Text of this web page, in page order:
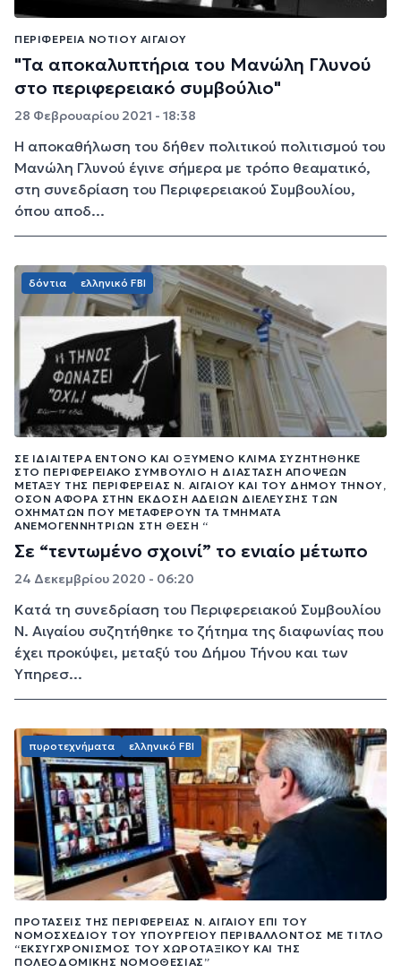
ΠΕΡΙΦΈΡΕΙΑ ΝΟΤΊΟΥ ΑΙΓΑΊΟΥ
"Τα αποκαλυπτήρια του Μανώλη Γλυνού
στο περιφερειακό συμβούλιο"
28 Φεβρουαρίου 2021 - 18:38
Η αποκαθήλωση του δήθεν πολιτικού πολιτισμού του
Μανώλη Γλυνού έγινε σήμερα με τρόπο θεαματικό,
στη συνεδρίαση του Περιφερειακού Συμβουλίου,
όπου αποδ...
δόντια ελληνικό FBI
ΣΕ ΙΔΙΑΊΤΕΡΑ ΈΝΤΟΝΟ ΚΑΙ ΟΞΥΜΈΝΟ ΚΛΊΜΑ ΣΥΖΗΤΉΘΗΚΕ
ΣΤΟ ΠΕΡΙΦΕΡΕΙΑΚΌ ΣΥΜΒΟΎΛΙΟ Η ΔΙΆΣΤΑΣΗ ΑΠΌΨΕΩΝ
ΜΕΤΑΞΎ ΤΗΣ ΠΕΡΙΦΈΡΕΙΑΣ Ν. ΑΙΓΑΊΟΥ ΚΑΙ ΤΟΥ ΔΉΜΟΥ ΤΉΝΟΥ,
ΌΣΟΝ ΑΦΟΡΆ ΣΤΗΝ ΈΚΔΟΣΗ ΑΔΕΙΏΝ ΔΙΈΛΕΥΣΗΣ ΤΩΝ
ΟΧΗΜΆΤΩΝ ΠΟΥ ΜΕΤΑΦΈΡΟΥΝ ΤΑ ΤΜΉΜΑΤΑ
ΑΝΕΜΟΓΕΝΝΗΤΡΙΏΝ ΣΤΗ ΘΈΣΗ “
Σε “τεντωμένο σχοινί” το ενιαίο μέτωπο
24 Δεκεμβρίου 2020 - 06:20
Κατά τη συνεδρίαση του Περιφερειακού Συμβουλίου
Ν. Αιγαίου συζητήθηκε το ζήτημα της διαφωνίας που
έχει προκύψει, μεταξύ του Δήμου Τήνου και των
Υπηρεσ...
πυροτεχνήματα ελληνικό FBI
ΠΡΟΤΆΣΕΙΣ ΤΗΣ ΠΕΡΙΦΈΡΕΙΑΣ Ν. ΑΙΓΑΊΟΥ ΕΠΊ ΤΟΥ
ΝΟΜΟΣΧΕΔΊΟΥ ΤΟΥ ΥΠΟΥΡΓΕΊΟΥ ΠΕΡΙΒΆΛΛΟΝΤΟΣ ΜΕ ΤΊΤΛΟ
“ΕΚΣΥΓΧΡΟΝΙΣΜΌΣ ΤΟΥ ΧΩΡΟΤΑΞΙΚΟΎ ΚΑΙ ΤΗΣ
ΠΟΛΕΟΔΟΜΙΚΉΣ ΝΟΜΟΘΕΣΊΑΣ”